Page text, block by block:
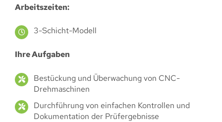
Arbeitszeiten:
3-Schicht-Modell
Ihre Aufgaben
Bestückung und Überwachung von CNC-
Drehmaschinen
Durchführung von einfachen Kontrollen und
Dokumentation der Prüfergebnisse